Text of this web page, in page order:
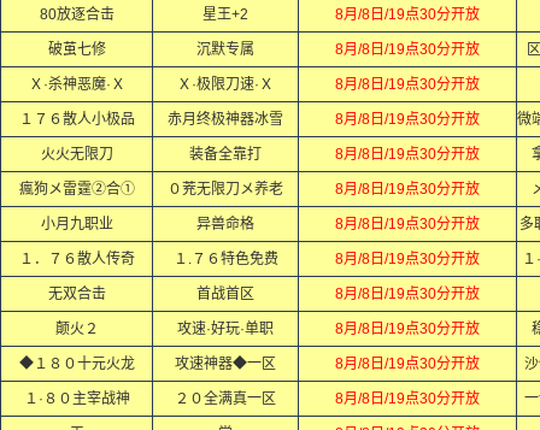
80放逐合击 星王+2 8月/8日/19点30分开放
破茧七修 沉默专属 8月/8日/19点30分开放
Ｘ·杀神恶魔·Ｘ Ｘ·极限刀速·Ｘ 8月/8日/19点30分开放
１７６散人小极品 赤月终极神器冰雪 8月/8日/19点30分开放
火火无限刀 装备全靠打 8月/8日/19点30分开放
瘋狗メ雷霆②合① ０茺无限刀メ养老 8月/8日/19点30分开放
小月九职业 异兽命格 8月/8日/19点30分开放 多
１．７６散人传奇 １.７６特色免费 8月/8日/19点30分开放
无双合击 首战首区 8月/8日/19点30分开放
颠火２ 攻速·好玩·单职 8月/8日/19点30分开放
◆１８０十元火龙 攻速神器◆一区 8月/8日/19点30分开放
１·８０主宰战神 ２０全满真一区 8月/8日/19点30分开放